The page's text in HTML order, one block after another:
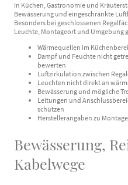
In Küchen, Gastronomie und
Bewässerung und eingeschränkte
Besonders bei geschlossenen
Leuchte, Montageort und Umgebung
Wärmequellen im
Dampf und Feuchte nicht
bewerten
Luftzirkulation zwischen
Leuchten nicht direkt an
Bewässerung und mögliche
Leitungen und
schützen
Herstellerangaben zu
Bewässerung,
Kabelwege